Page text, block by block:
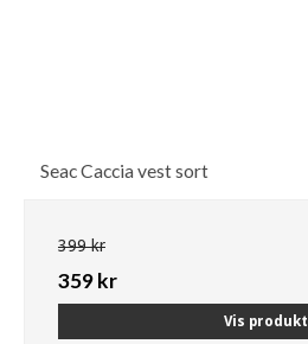
Seac Caccia vest sort
399 kr
359 kr
Vis produkt